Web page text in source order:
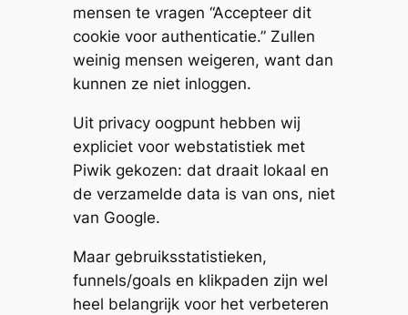
mensen te vragen “Accepteer dit
cookie voor authenticatie.” Zullen
weinig mensen weigeren, want dan
kunnen ze niet inloggen.
Uit privacy oogpunt hebben wij
expliciet voor webstatistiek met
Piwik gekozen: dat draait lokaal en
de verzamelde data is van ons, niet
van Google.
Maar gebruiksstatistieken,
funnels/goals en klikpaden zijn wel
heel belangrijk voor het verbeteren